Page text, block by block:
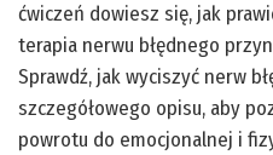
ćwiczeń dowiesz się, jak
terapia nerwu błędnego
Sprawdź, jak wyciszyć nerw
szczegółowego opisu, aby
powrotu do emocjonalnej i